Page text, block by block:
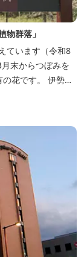
物群落」
ています（令和8
花です。 伊勢湾
ではいなべ市、
の自生地は日本に
前に